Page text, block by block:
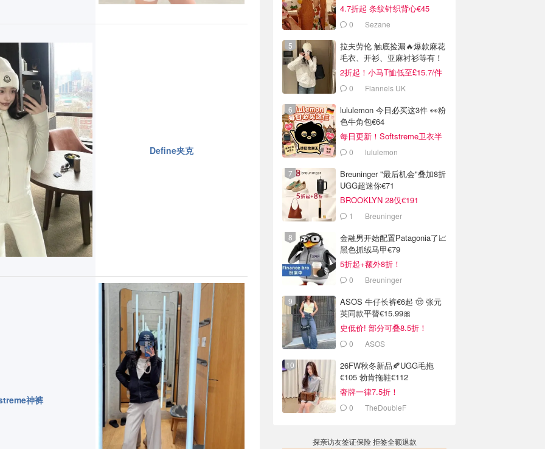
Define夹克
神裤
4.7折起 条纹针织背心€45
0 Sezane
拉夫劳伦 触底捡漏🔥爆款麻花
毛衣、开衫、亚麻衬衫等有！
2折起！小马T恤低至£15.7/件
0 Flannels UK
lululemon 今日必买这3件 👀粉
色牛角包€64
每日更新！Softstreme卫衣半
价 0 lululemon
Breuninger "最后机会"叠加8折
UGG超迷你€71
BROOKLYN 28仅€191
1 Breuninger
金融男开始配置Patagonia了📈
黑色抓绒马甲€79
5折起+额外8折！
0 Breuninger
ASOS 牛仔长裤€6起 🤠 张元
英同款平替€15.99🎀
史低价! 部分可叠8.5折！
0 ASOS
26FW秋冬新品🍂UGG毛拖
€105 勃肯拖鞋€112
奢牌一律7.5折！
0 TheDoubleF
探亲访友签证保险 拒签全额退款